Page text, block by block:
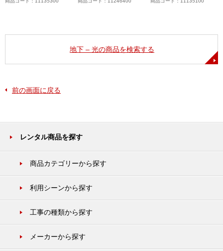
地下 – 光の商品を検索する
前の画面に戻る
レンタル商品を探す
商品カテゴリーから探す
利用シーンから探す
工事の種類から探す
メーカーから探す